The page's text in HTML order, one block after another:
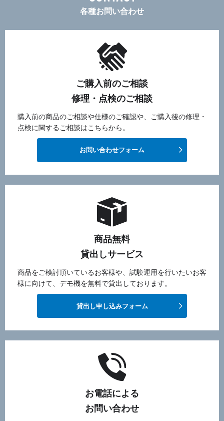
各種お問い合わせ
ご購入前のご相談
修理・点検のご相談
購入前の商品のご相談や仕様のご確認や、ご購入後の修理・
点検に関するご相談はこちらから。
お問い合わせフォーム
商品無料
貸出しサービス
商品をご検討頂いているお客様や、試験運用を行いたいお客
様に向けて、デモ機を無料で貸出しております。
貸出し申し込みフォーム
お電話による
お問い合わせ